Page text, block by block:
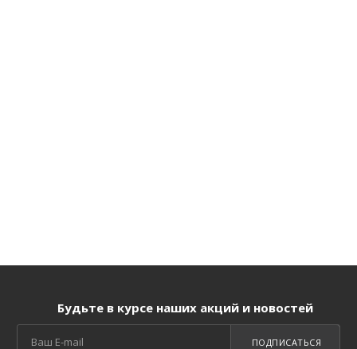
Будьте в курсе наших акций и новостей
ПОДПИСАТЬСЯ